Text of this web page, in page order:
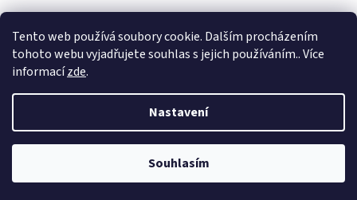
Tento web používá soubory cookie. Dalším procházením
tohoto webu vyjadřujete souhlas s jejich používáním.. Více
informacízde.
Nastavení
Souhlasím
1 2
Vytvořil Shoptet
Copyright 2026
Upravit nastavení cookies